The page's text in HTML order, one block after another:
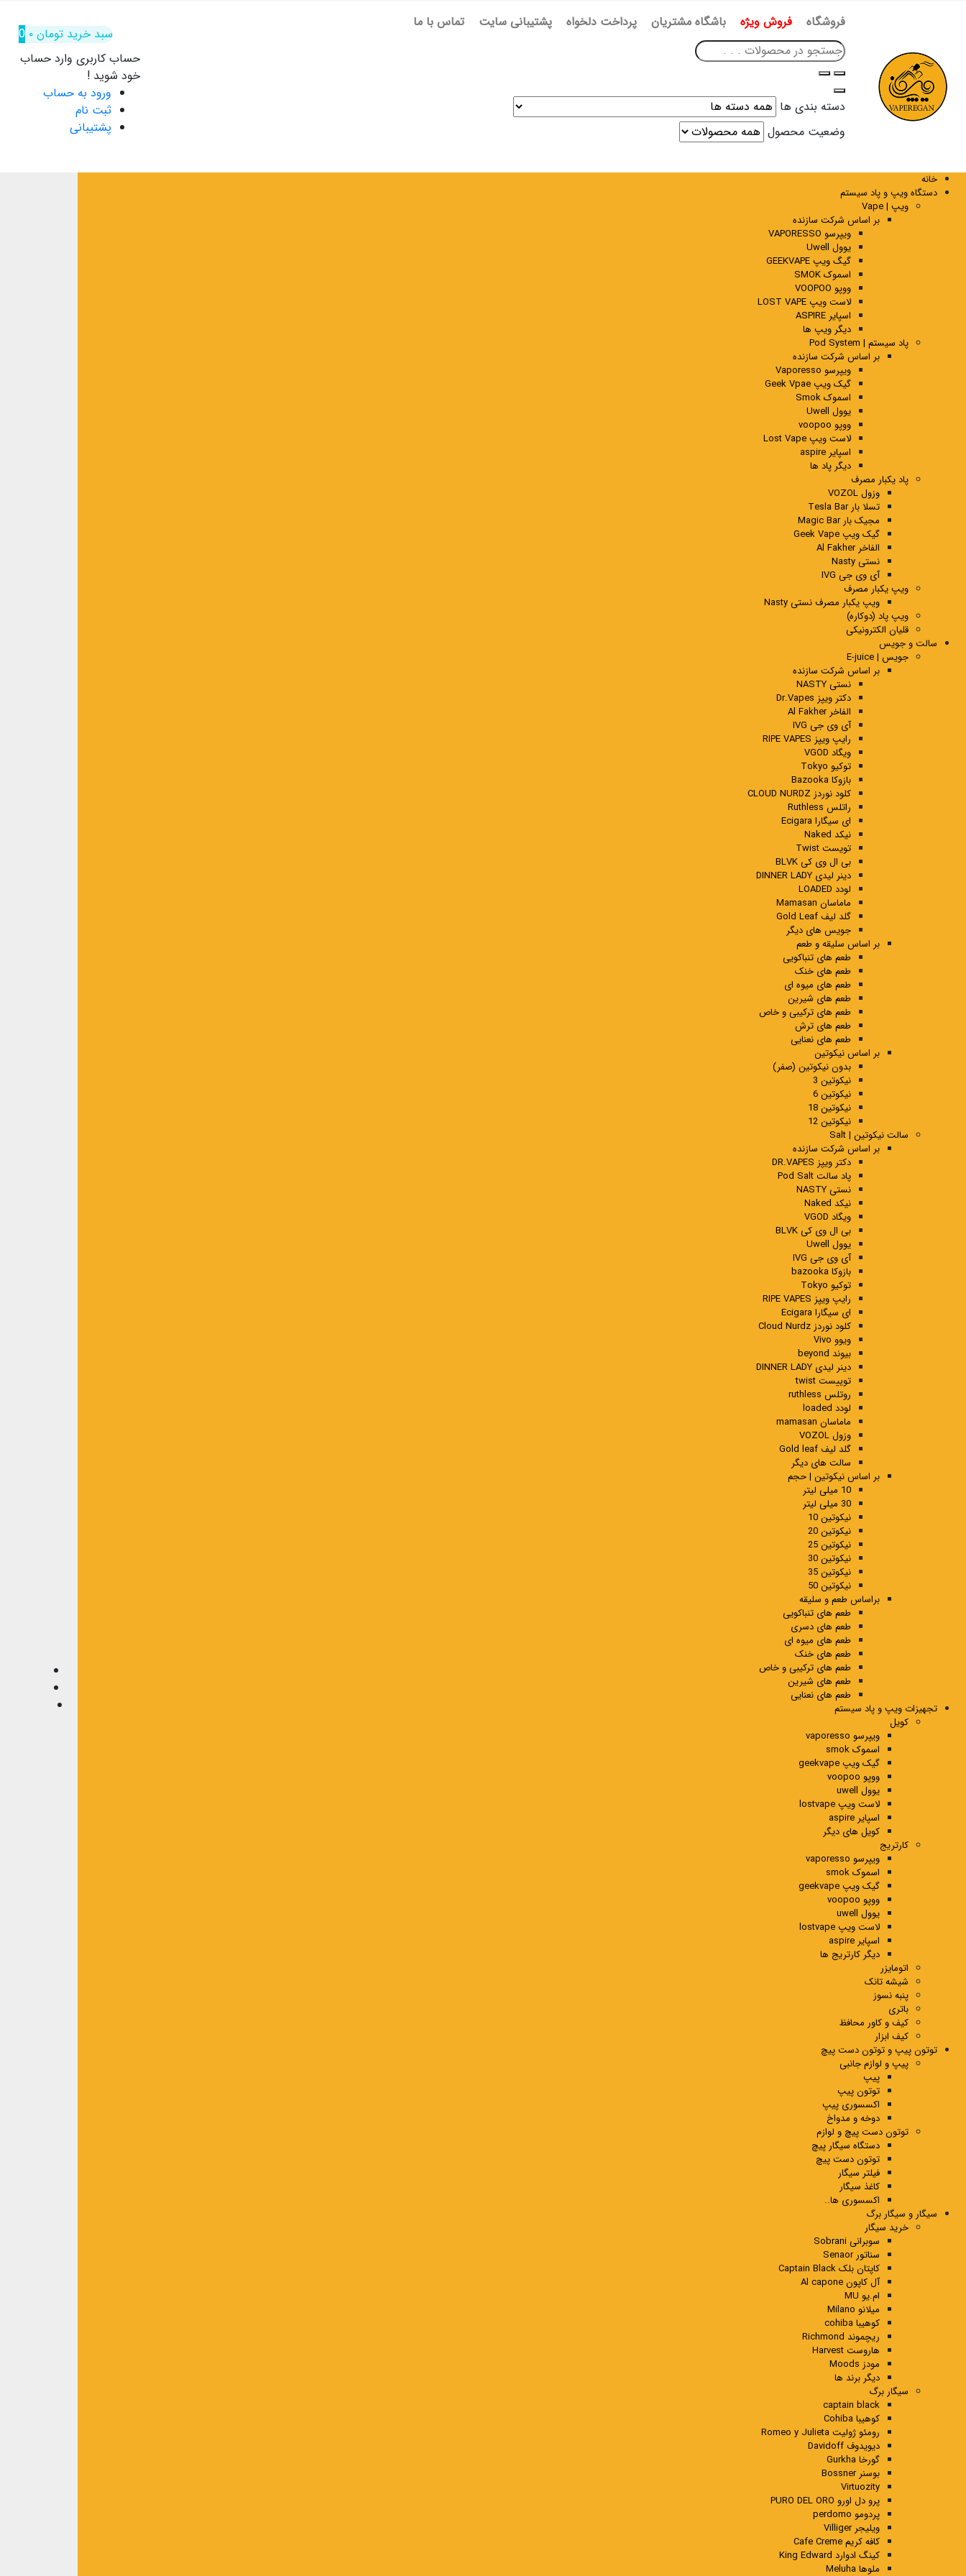
فروشگاه فروش ویژه باشگاه مشتریان پرداخت دلخواه پشتیبانی سایت تماس با ما
دسته بندی ها
وضعیت محصول
سبد خرید تومان۰
0
حساب کاربری وارد حساب
خود شوید !
ورود به حساب
ثبت نام
پشتیبانی
خانه
دستگاه ویپ و پاد سیستم
ویپ | Vape
بر اساس شرکت سازنده
ویپرسو VAPORESSO
یوول Uwell
گیگ ویپ GEEKVAPE
اسموک SMOK
ووپو VOOPOO
لاست ویپ LOST VAPE
اسپایر ASPIRE
دیگر ویپ ها
پاد سیستم | Pod System
بر اساس شرکت سازنده
ویپرسو Vaporesso
گیک ویپ Geek Vpae
اسموک Smok
یوول Uwell
ووپو voopoo
لاست ویپ Lost Vape
اسپایر aspire
دیگر پاد ها
پاد یکبار مصرف
وزول VOZOL
تسلا بار Tesla Bar
مجیک بار Magic Bar
گیک ویپ Geek Vape
الفاخر Al Fakher
نستی Nasty
آی وی جی IVG
ویپ یکبار مصرف
ویپ یکبار مصرف نستی Nasty
ویپ پاد (دوکاره)
قلیان الکترونیکی
سالت و جویس
جویس | E-juice
بر اساس شرکت سازنده
نستی NASTY
دکتر ویپز Dr.Vapes
الفاخر Al Fakher
آی وی جی IVG
رایپ ویپز RIPE VAPES
ویگاد VGOD
توکیو Tokyo
بازوکا Bazooka
کلود نوردز CLOUD NURDZ
راتلس Ruthless
ای سیگارا Ecigara
نیکد Naked
تویست Twist
بی ال وی کی BLVK
دینر لیدی DINNER LADY
لودد LOADED
ماماسان Mamasan
گلد لیف Gold Leaf
جویس های دیگر
بر اساس سلیقه و طعم
طعم های تنباکویی
طعم های خنک
طعم های میوه ای
طعم های شیرین
طعم های ترکیبی و خاص
طعم های ترش
طعم های نعنایی
بر اساس نیکوتین
بدون نیکوتین (صفر)
نیکوتین 3
نیکوتین 6
نیکوتین 18
نیکوتین 12
سالت نیکوتین | Salt
بر اساس شرکت سازنده
دکتر ویپز DR.VAPES
پاد سالت Pod Salt
نستی NASTY
نیکد Naked
ویگاد VGOD
بی ال وی کی BLVK
یوول Uwell
آی وی جی IVG
بازوکا bazooka
توکیو Tokyo
رایپ ویپز RIPE VAPES
ای سیگارا Ecigara
کلود نوردز Cloud Nurdz
ویوو Vivo
بیوند beyond
دینر لیدی DINNER LADY
توییست twist
روتلس ruthless
لودد loaded
ماماسان mamasan
وزول VOZOL
گلد لیف Gold leaf
سالت های دیگر
بر اساس نیکوتین | حجم
10 میلی لیتر
30 میلی لیتر
نیکوتین 10
نیکوتین 20
نیکوتین 25
نیکوتین 30
نیکوتین 35
نیکوتین 50
براساس طعم و سلیقه
طعم های تنباکویی
طعم های دسری
طعم های میوه ای
طعم های خنک
طعم های ترکیبی و خاص
طعم های شیرین
طعم های نعنایی
تجهیزات ویپ و پاد سیستم
کویل
ویپرسو vaporesso
اسموک smok
گیک ویپ geekvape
ووپو voopoo
یوول uwell
لاست ویپ lostvape
اسپایر aspire
کویل های دیگر
کارتریج
ویپرسو vaporesso
اسموک smok
گیک ویپ geekvape
ووپو voopoo
یوول uwell
لاست ویپ lostvape
اسپایر aspire
دیگر کارتریج ها
اتومایزر
شیشه تانک
پنبه نسوز
باتری
کیف و کاور محافظ
کیف ابزار
توتون پیپ و توتون دست پیچ
پیپ و لوازم جانبی
پیپ
توتون پیپ
اکسسوری پیپ
دوخه و مدواخ
توتون دست پیچ و لوازم
دستگاه سیگار پیچ
توتون دست پیچ
فیلتر سیگار
کاغذ سیگار
اکسسوری ها..
سیگار و سیگار برگ
خرید سیگار
سوبرانی Sobrani
سناتور Senaor
کاپتان بلک Captain Black
آل کاپون Al capone
ام.یو MU
میلانو Milano
کوهیبا cohiba
ریچموند Richmond
هاروست Harvest
مودز Moods
دیگر برند ها
سیگار برگ
captain black
کوهیبا Cohiba
رومئو ژولیت Romeo y Julieta
دیویدوف Davidoff
گورخا Gurkha
بوسنر Bossner
Virtuozity
پرو دل اورو PURO DEL ORO
پردومو perdomo
ویلیجر Villiger
کافه کریم Cafe Creme
کینگ ادوارد King Edward
ملوها Meluha